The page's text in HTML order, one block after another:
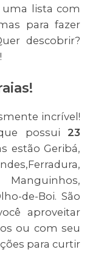
lista com
para fazer
descobrir?
incrível!
possui23
estão Geribá,
de-Boi. São
aproveitar
ou com seu
para curtir